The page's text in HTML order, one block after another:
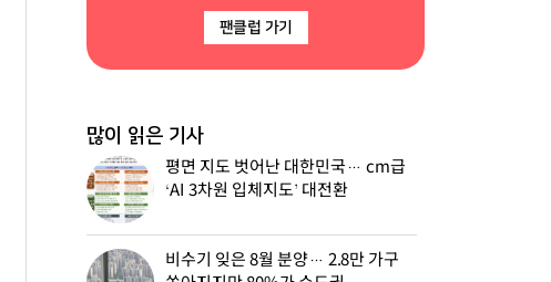
팬클럽 가기
많이 읽은 기사
평면 지도 벗어난 대한민국… cm급
‘AI 3차원 입체지도’ 대전환
비수기 잊은 8월 분양… 2.8만 가구